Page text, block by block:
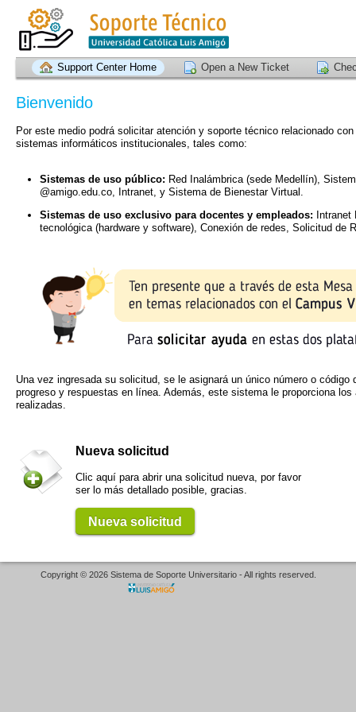
Support Center Home Open a New Ticket
Bienvenido
Por este medio podrá solicitar atención y soporte técnico relacionado
sistemas informáticos institucionales, tales como:
Sistemas de uso público: Red Inalámbrica (sede Medellín),
@amigo.edu.co, Intranet, y Sistema de Bienestar Virtual.
Sistemas de uso exclusivo para docentes y empleados:
tecnológica (hardware y software), Conexión de redes, Solicitud de
Una vez ingresada su solicitud, se le asignará un único número o
progreso y respuestas en línea. Además, este sistema le proporciona
realizadas.
Nueva solicitud
Clic aquí para abrir una solicitud nueva, por favor
ser lo más detallado posible, gracias.
Nueva solicitud
Copyright © 2026 Sistema de Soporte Universitario - All rights reserved.